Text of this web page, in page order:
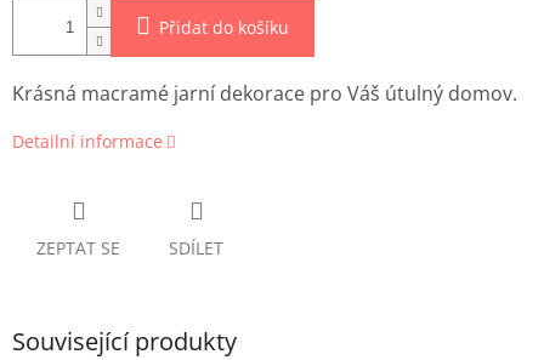
Přidat do košíku
Krásná macramé jarní dekorace pro Váš útulný domov.
Detailní informace
ZEPTAT SE SDÍLET
Související produkty